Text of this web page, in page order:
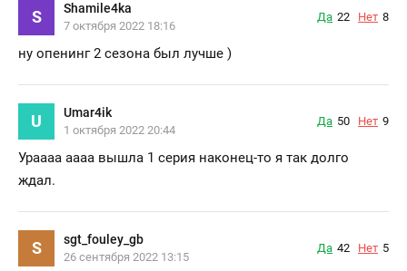
S Shamile4ka
7 октября 2022 18:16
Да 22 Нет 8
ну опенинг 2 сезона был лучше )
U Umar4ik
1 октября 2022 20:44
Да 50 Нет 9
Ураааа аааа вышла 1 серия наконец-то я так долго
ждал.
S sgt_fouley_gb
26 сентября 2022 13:15
Да 42 Нет 5